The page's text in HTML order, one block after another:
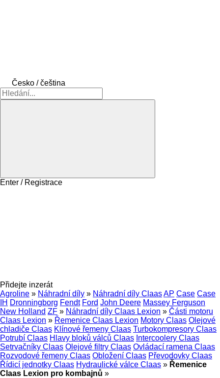
Česko / čeština
Enter / Registrace
Přidejte inzerát
Agroline » Náhradní díly » Náhradní díly ClaasAP Case Case
IH Dronningborg Fendt Ford John Deere Massey Ferguson
New Holland ZF » Náhradní díly Claas Lexion » Části motoru
Claas Lexion » Řemenice Claas Lexion Motory Claas Olejové
chladiče Claas Klínové řemeny Claas Turbokompresory Claas
Potrubí Claas Hlavy bloků válců Claas Intercoolery Claas
Setrvačníky Claas Olejové filtry Claas Ovládací ramena Claas
Rozvodové řemeny Claas Obložení Claas Převodovky Claas
Řídicí jednotky Claas Hydraulické válce Claas » Řemenice
Claas Lexion pro kombajnů »